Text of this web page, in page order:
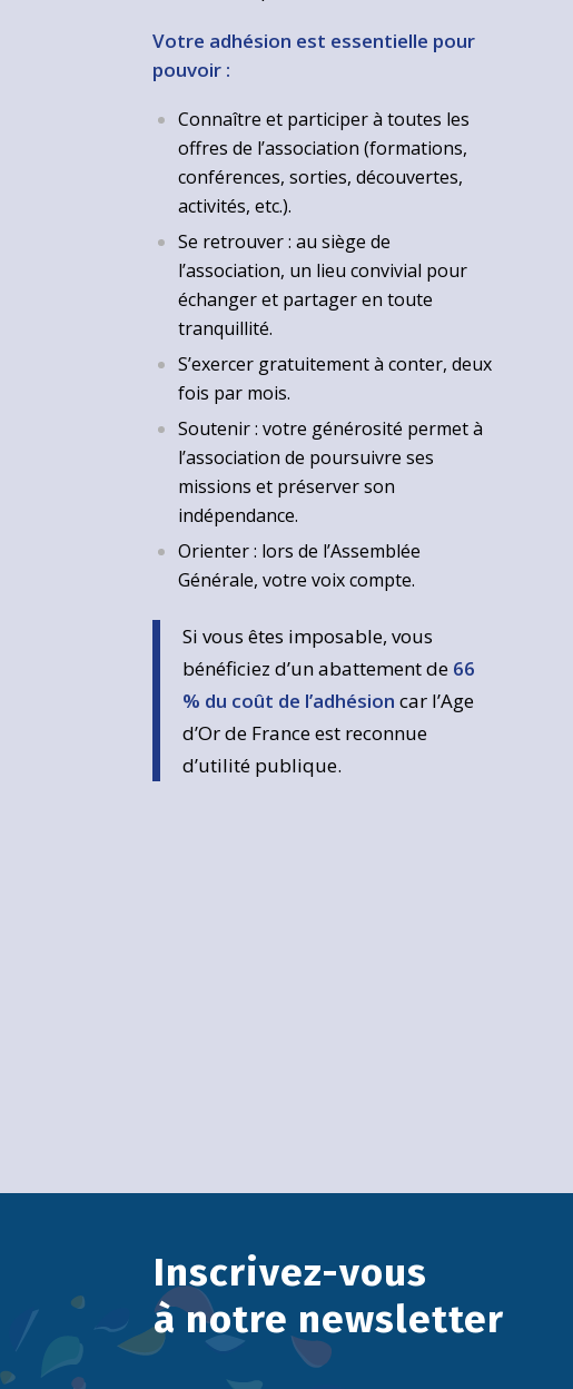
Votre adhésion est essentielle pour
pouvoir :
Connaître et participer à toutes les
offres de l’association (formations,
conférences, sorties, découvertes,
activités, etc.).
Se retrouver : au siège de
l’association, un lieu convivial pour
échanger et partager en toute
tranquillité.
S’exercer gratuitement à conter, deux
fois par mois.
Soutenir : votre générosité permet à
l’association de poursuivre ses
missions et préserver son
indépendance.
Orienter : lors de l’Assemblée
Générale, votre voix compte.
Si vous êtes imposable, vous
bénéficiez d’un abattement de 66
% du coût de l’adhésioncar l’Age
d’Or de France est reconnue
d’utilité publique.
Inscrivez-vous
à notre newsletter